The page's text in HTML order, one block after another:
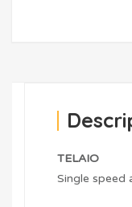
TELAIO
Single speed